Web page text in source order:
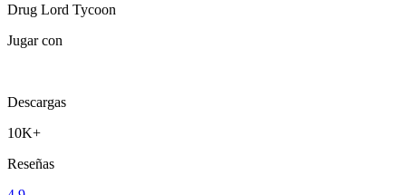
Drug Lord Tycoon
Jugar con
Descargas
10K+
Reseñas